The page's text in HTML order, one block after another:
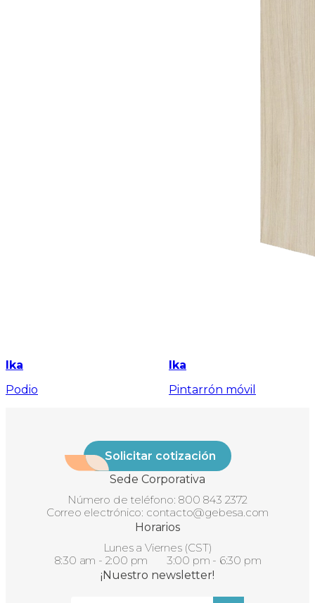
Ika
Podio
Ika
Pintarrón móvil
Solicitar cotización
Sede Corporativa
Número de teléfono: 800 843 2372
Correo electrónico: contacto@gebesa.com
Horarios
Lunes a Viernes (CST)
8:30 am - 2:00 pm 3:00 pm - 6:30 pm
¡Nuestro newsletter!